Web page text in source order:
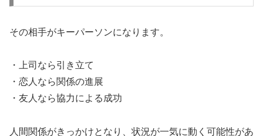
その相手がキーパーソンになります。
・上司なら引き立て
・恋人なら関係の進展
・友人なら協力による成功
人間関係がきっかけとなり、状況が一気に動く可能性があ